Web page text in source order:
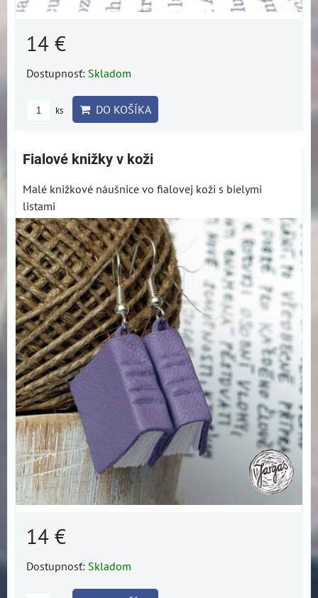
14 €
Dostupnosť: Skladom
ks DO KOŠÍKA
Fialové knižky v koži
Malé knižkové náušnice vo fialovej koži s bielymi
listami
14 €
Dostupnosť: Skladom